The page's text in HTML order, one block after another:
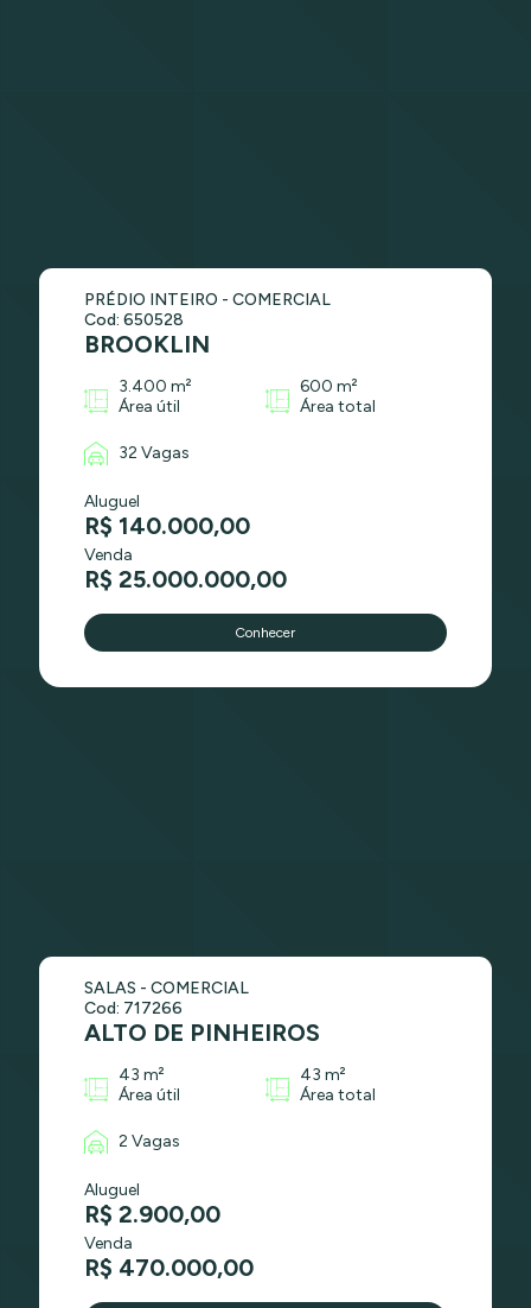
PRÉDIO INTEIRO - COMERCIAL
Cod: 650528
BROOKLIN
3.400 m²
Área útil
600 m²
Área total
32 Vagas
Aluguel
R$ 140.000,00
Venda
R$ 25.000.000,00
Conhecer
SALAS - COMERCIAL
Cod: 717266
ALTO DE PINHEIROS
43 m²
Área útil
43 m²
Área total
2 Vagas
Aluguel
R$ 2.900,00
Venda
R$ 470.000,00